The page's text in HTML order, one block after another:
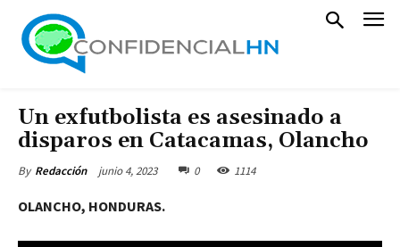
Un exfutbolista es asesinado a
disparos en Catacamas, Olancho
By Redacción junio 4, 2023 0 1114
OLANCHO, HONDURAS.